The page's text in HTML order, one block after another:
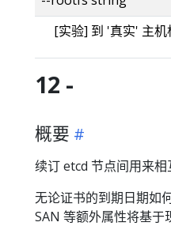
[实验] 到 '真实' 主机
12 -
概要
续订 etcd 节点间用来相
无论证书的到期日期如
SAN 等额外属性将基